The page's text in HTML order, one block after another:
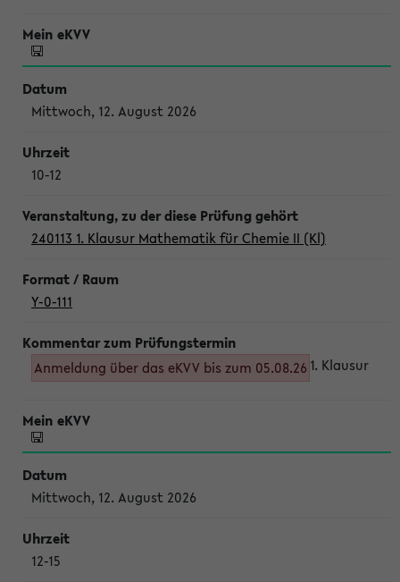
Mittwoch, 12. August 2026
10-12
240113 1. Klausur Mathematik für Chemie II (Kl)
Y-0-111
Anmeldung über das eKVV bis zum 05.08.26 1. Klausur
Mittwoch, 12. August 2026
12-15